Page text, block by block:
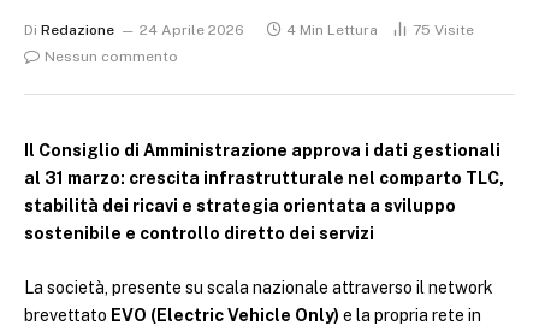
Di Redazione 24 Aprile 2026 4 Min Lettura 75 Visite
Nessun commento
Il Consiglio di Amministrazione approva i dati gestionali
al 31 marzo: crescita infrastrutturale nel comparto TLC,
stabilità dei ricavi e strategia orientata a sviluppo
sostenibile e controllo diretto dei servizi
La società, presente su scala nazionale attraverso il network
brevettato EVO (Electric Vehicle Only) e la propria rete in